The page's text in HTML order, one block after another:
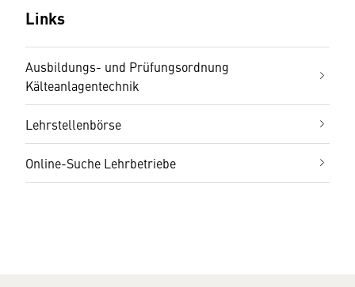
Links
Ausbildungs- und Prüfungsordnung
Kälteanlagentechnik
Lehrstellenbörse
Online-Suche Lehrbetriebe